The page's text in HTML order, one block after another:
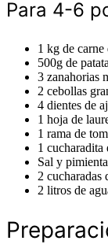
Para 4-6
1 kg de carne
500g de
3 zanahorias
2 cebollas
4 dientes de
1 hoja de
1 rama de
1 cucharadita
Sal y
2 cucharadas
2 litros de